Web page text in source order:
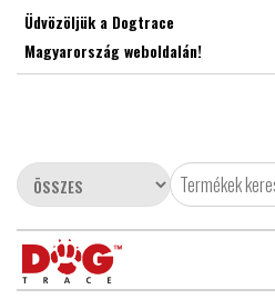
Üdvözöljük a Dogtrace
Magyarország weboldalán!